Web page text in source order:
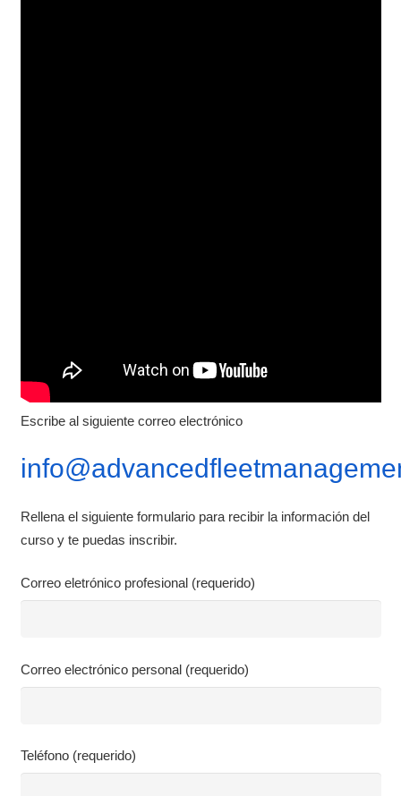
Escribe al siguiente correo electrónico
Rellena el siguiente formulario para recibir la información del
curso y te puedas inscribir.
Correo eletrónico profesional (requerido)
Correo electrónico personal (requerido)
Teléfono (requerido)